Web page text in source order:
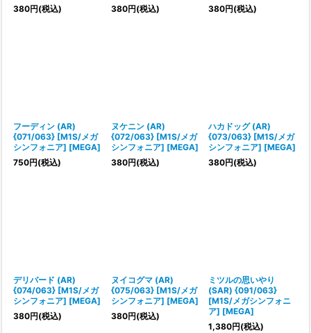
380円(税込)
380円(税込)
380円(税込)
フーディン (AR)
{071/063} [M1S/メガ
シンフォニア] [MEGA]
750円(税込)
ヌケニン (AR)
{072/063} [M1S/メガ
シンフォニア] [MEGA]
380円(税込)
ハカドッグ (AR)
{073/063} [M1S/メガ
シンフォニア] [MEGA]
380円(税込)
デリバード (AR)
{074/063} [M1S/メガ
シンフォニア] [MEGA]
380円(税込)
ヌイコグマ (AR)
{075/063} [M1S/メガ
シンフォニア] [MEGA]
380円(税込)
ミツルの思いやり
(SAR) {091/063}
[M1S/メガシンフォニ
ア] [MEGA]
1,380円(税込)